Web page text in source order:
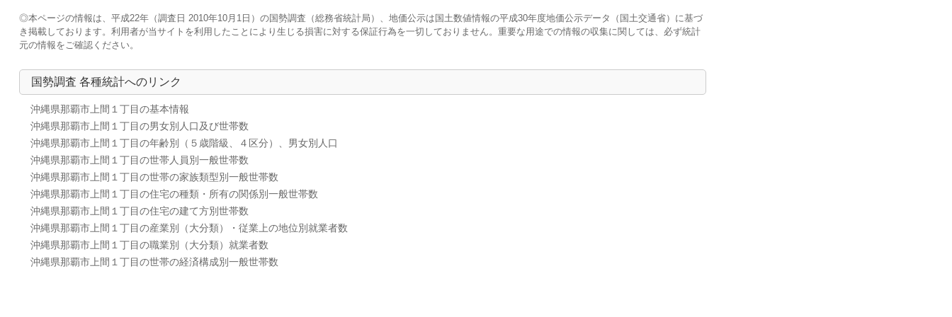
◎本ページの情報は、平成22年（調査日 2010年10月1日）の国勢調査（総務省統計局）、地価公示は国土数値情報の平成30年度地価公示データ（国土交通省）に基づ
き掲載しております。利用者が当サイトを利用したことにより生じる損害に対する保証行為を一切しておりません。重要な用途での情報の収集に関しては、必ず統計
元の情報をご確認ください。
国勢調査 各種統計へのリンク
沖縄県那覇市上間１丁目の基本情報
沖縄県那覇市上間１丁目の男女別人口及び世帯数
沖縄県那覇市上間１丁目の年齢別（５歳階級、４区分）、男女別人口
沖縄県那覇市上間１丁目の世帯人員別一般世帯数
沖縄県那覇市上間１丁目の世帯の家族類型別一般世帯数
沖縄県那覇市上間１丁目の住宅の種類・所有の関係別一般世帯数
沖縄県那覇市上間１丁目の住宅の建て方別世帯数
沖縄県那覇市上間１丁目の産業別（大分類）・従業上の地位別就業者数
沖縄県那覇市上間１丁目の職業別（大分類）就業者数
沖縄県那覇市上間１丁目の世帯の経済構成別一般世帯数